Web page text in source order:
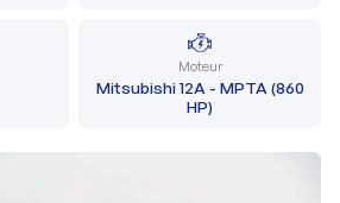
Moteur
Mitsubishi 12A - MPTA (860
HP)